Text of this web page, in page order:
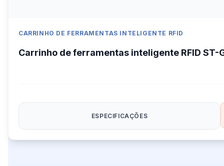
CARRINHO DE FERRAMENTAS INTELIGENTE RFID
Carrinho de ferramentas inteligente RFID ST-
ESPECIFICAÇÕES